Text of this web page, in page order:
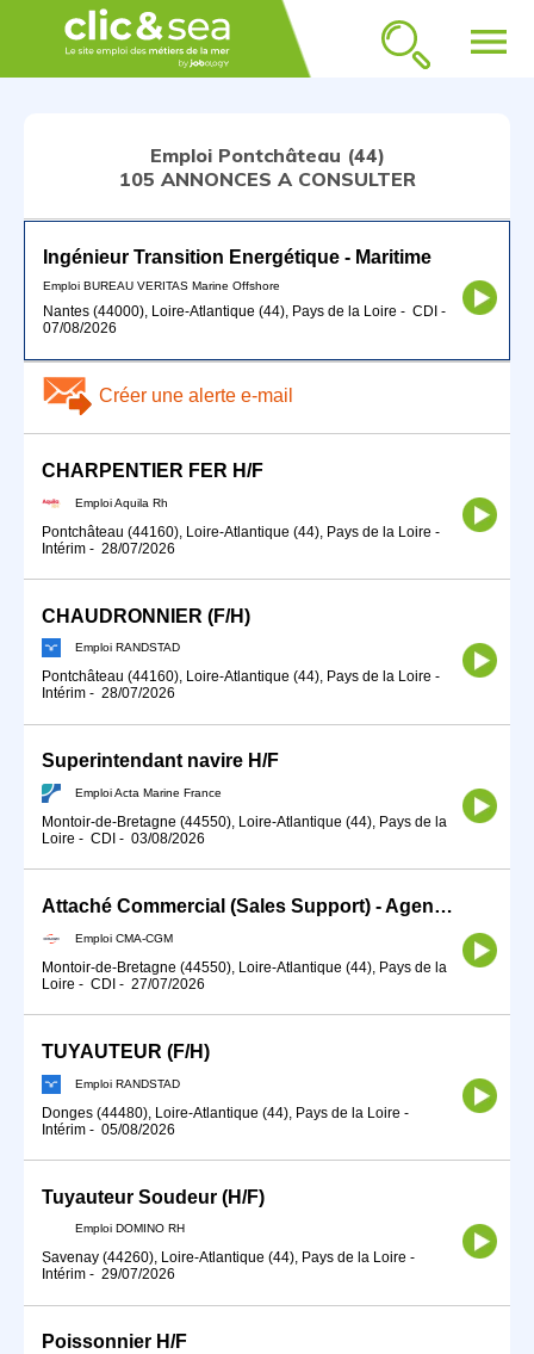
menu
Emploi Pontchâteau (44)
105 ANNONCES A CONSULTER
Ingénieur Transition Energétique - Maritime
Emploi BUREAU VERITAS Marine Offshore
Nantes (44000), Loire-Atlantique (44), Pays de la Loire - CDI -
07/08/2026
Créer une alerte e-mail
CHARPENTIER FER H/F
Emploi Aquila Rh
Pontchâteau (44160), Loire-Atlantique (44), Pays de la Loire -
Intérim - 28/07/2026
CHAUDRONNIER (F/H)
Emploi RANDSTAD
Pontchâteau (44160), Loire-Atlantique (44), Pays de la Loire -
Intérim - 28/07/2026
Superintendant navire H/F
Emploi Acta Marine France
Montoir-de-Bretagne (44550), Loire-Atlantique (44), Pays de la
Loire - CDI - 03/08/2026
Attaché Commercial (Sales Support) - Agence Montoir
Emploi CMA-CGM
Montoir-de-Bretagne (44550), Loire-Atlantique (44), Pays de la
Loire - CDI - 27/07/2026
TUYAUTEUR (F/H)
Emploi RANDSTAD
Donges (44480), Loire-Atlantique (44), Pays de la Loire -
Intérim - 05/08/2026
Tuyauteur Soudeur (H/F)
Emploi DOMINO RH
Savenay (44260), Loire-Atlantique (44), Pays de la Loire -
Intérim - 29/07/2026
Poissonnier H/F